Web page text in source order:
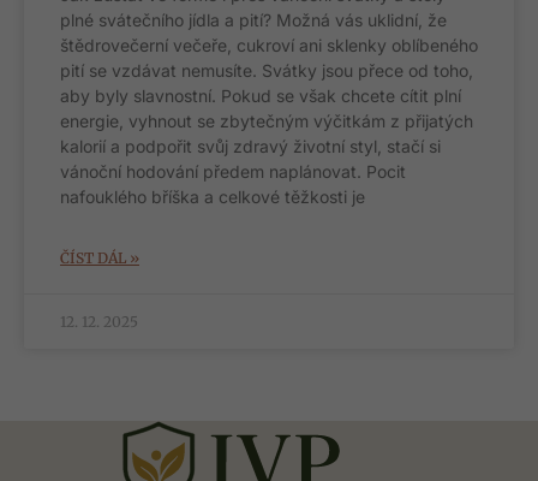
plné svátečního jídla a pití? Možná vás uklidní, že
štědrovečerní večeře, cukroví ani sklenky oblíbeného
pití se vzdávat nemusíte. Svátky jsou přece od toho,
aby byly slavnostní. Pokud se však chcete cítit plní
energie, vyhnout se zbytečným výčitkám z přijatých
kalorií a podpořit svůj zdravý životní styl, stačí si
vánoční hodování předem naplánovat. Pocit
nafouklého bříška a celkové těžkosti je
ČÍST DÁL »
12. 12. 2025